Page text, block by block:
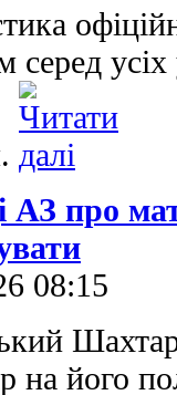
серед
АЗ про
08:15
Шахтар
на його